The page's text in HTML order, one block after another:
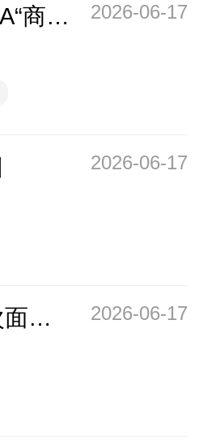
2027年中南财经政法大学MBA/EMBA“商业领袖营”启动 2026-06-17
2026-06-17
2027级北京大学光华EMBA第三批次面试安排 2026-06-17